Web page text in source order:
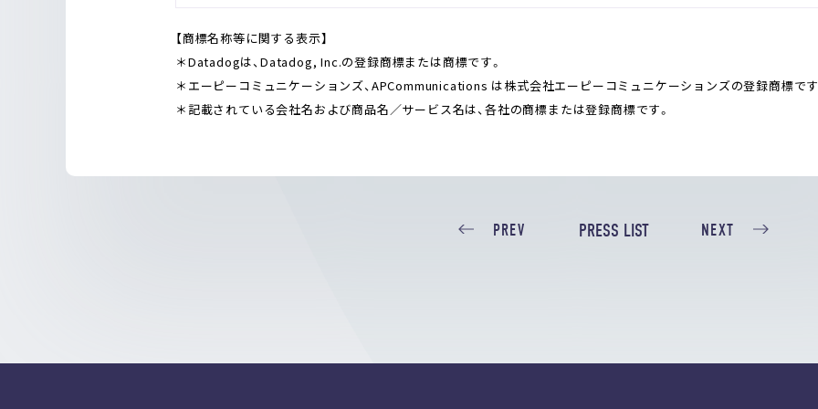
【商標名称等に関する表示】
＊Datadogは、Datadog, Inc.の登録商標または商標です。
＊エーピーコミュニケーションズ、APCommunications は株式会社エーピーコミュニケーションズの登録商標で
＊記載されている会社名および商品名／サービス名は、各社の商標または登録商標です。
PREV PRESS LIST NEXT